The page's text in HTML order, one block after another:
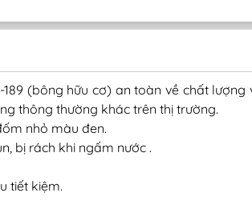
(bông hữu cơ) an toàn về chất lượng
thông thường khác trên thị trường.
nhỏ màu đen.
bị rách khi ngấm nước .
tiết kiệm.